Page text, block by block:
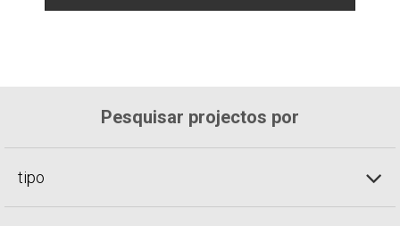
Pesquisar projectos por
tipo